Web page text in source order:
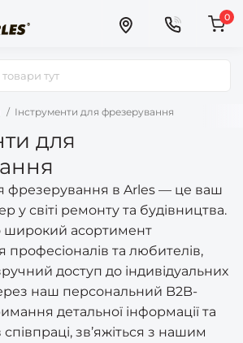
0
Інструменти для фрезерування
для
фрезерування в Arles — це ваш
у світі ремонту та будівництва.
асортимент
професіоналів та любителів,
доступ до індивідуальних
наш персональний B2B-
детальної інформації та
зв’яжіться з нашим